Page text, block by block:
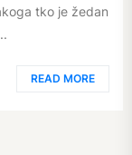
tko je žedan
READ MORE